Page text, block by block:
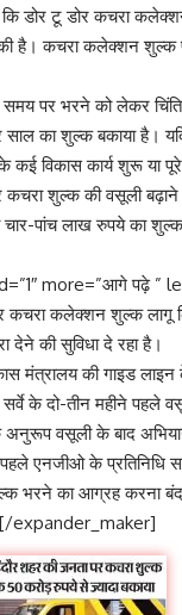
डोर टू डोर कचरा
की है। कचरा कलेक्शन शुल्क
पर भरने को लेकर
साल का शुल्क बकाया है।
कई विकास कार्य शुरू या
कचरा शुल्क की वसूली
चार-पांच लाख रुपये का
more=”आगे पढ़े ”
कचरा कलेक्शन शुल्क लागू
देने की सुविधा दे रहा है।
मंत्रालय की गाइड
के दो-तीन महीने पहले
अनुरूप वसूली के बाद
एनजीओ के प्रतिनिधि
भरने का आग्रह करना
[/expander_maker]